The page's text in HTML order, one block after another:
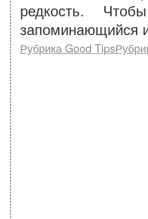
редкость.
запоминающийся
Рубрика Good